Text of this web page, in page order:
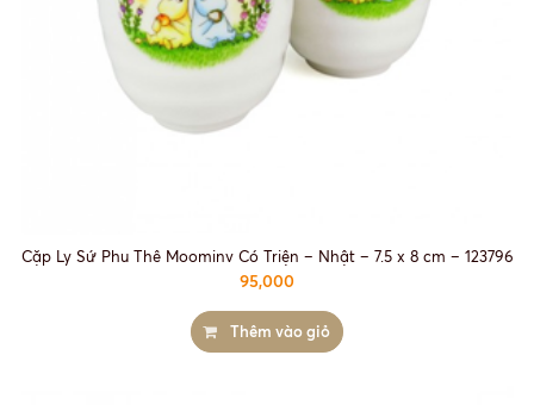
Cặp Ly Sứ Phu Thê Moominv Có Triện – Nhật – 7.5 x 8 cm – 123796
95,000
Thêm vào giỏ